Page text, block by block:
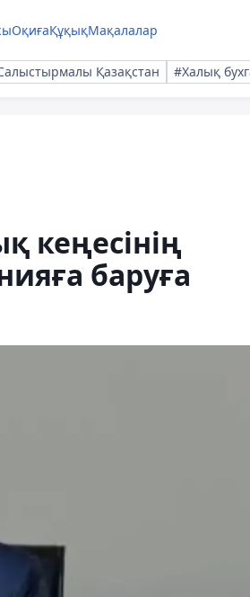
ОқиғаҚұқықМақалалар
Қазақстан #Халық
кеңесінің
баруға